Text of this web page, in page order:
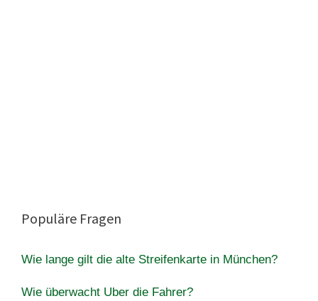
Populäre Fragen
Wie lange gilt die alte Streifenkarte in München?
Wie überwacht Uber die Fahrer?